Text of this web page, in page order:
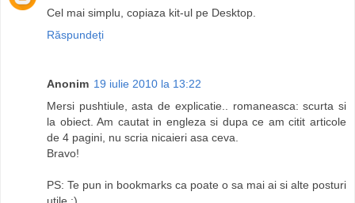
Cel mai simplu, copiaza kit-ul pe Desktop.
Răspundeți
Anonim 19 iulie 2010 la 13:22
Mersi pushtiule, asta de explicatie.. romaneasca: scurta si
la obiect. Am cautat in engleza si dupa ce am citit articole
de 4 pagini, nu scria nicaieri asa ceva.
Bravo!
PS: Te pun in bookmarks ca poate o sa mai ai si alte posturi